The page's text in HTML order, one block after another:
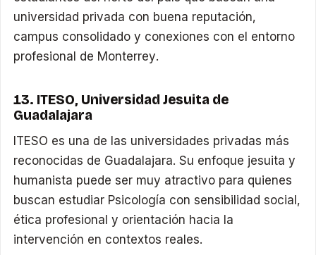
universidad privada con buena reputación,
campus consolidado y conexiones con el entorno
profesional de Monterrey.
13. ITESO, Universidad Jesuita de
Guadalajara
ITESO es una de las universidades privadas más
reconocidas de Guadalajara. Su enfoque jesuita y
humanista puede ser muy atractivo para quienes
buscan estudiar Psicología con sensibilidad social,
ética profesional y orientación hacia la
intervención en contextos reales.